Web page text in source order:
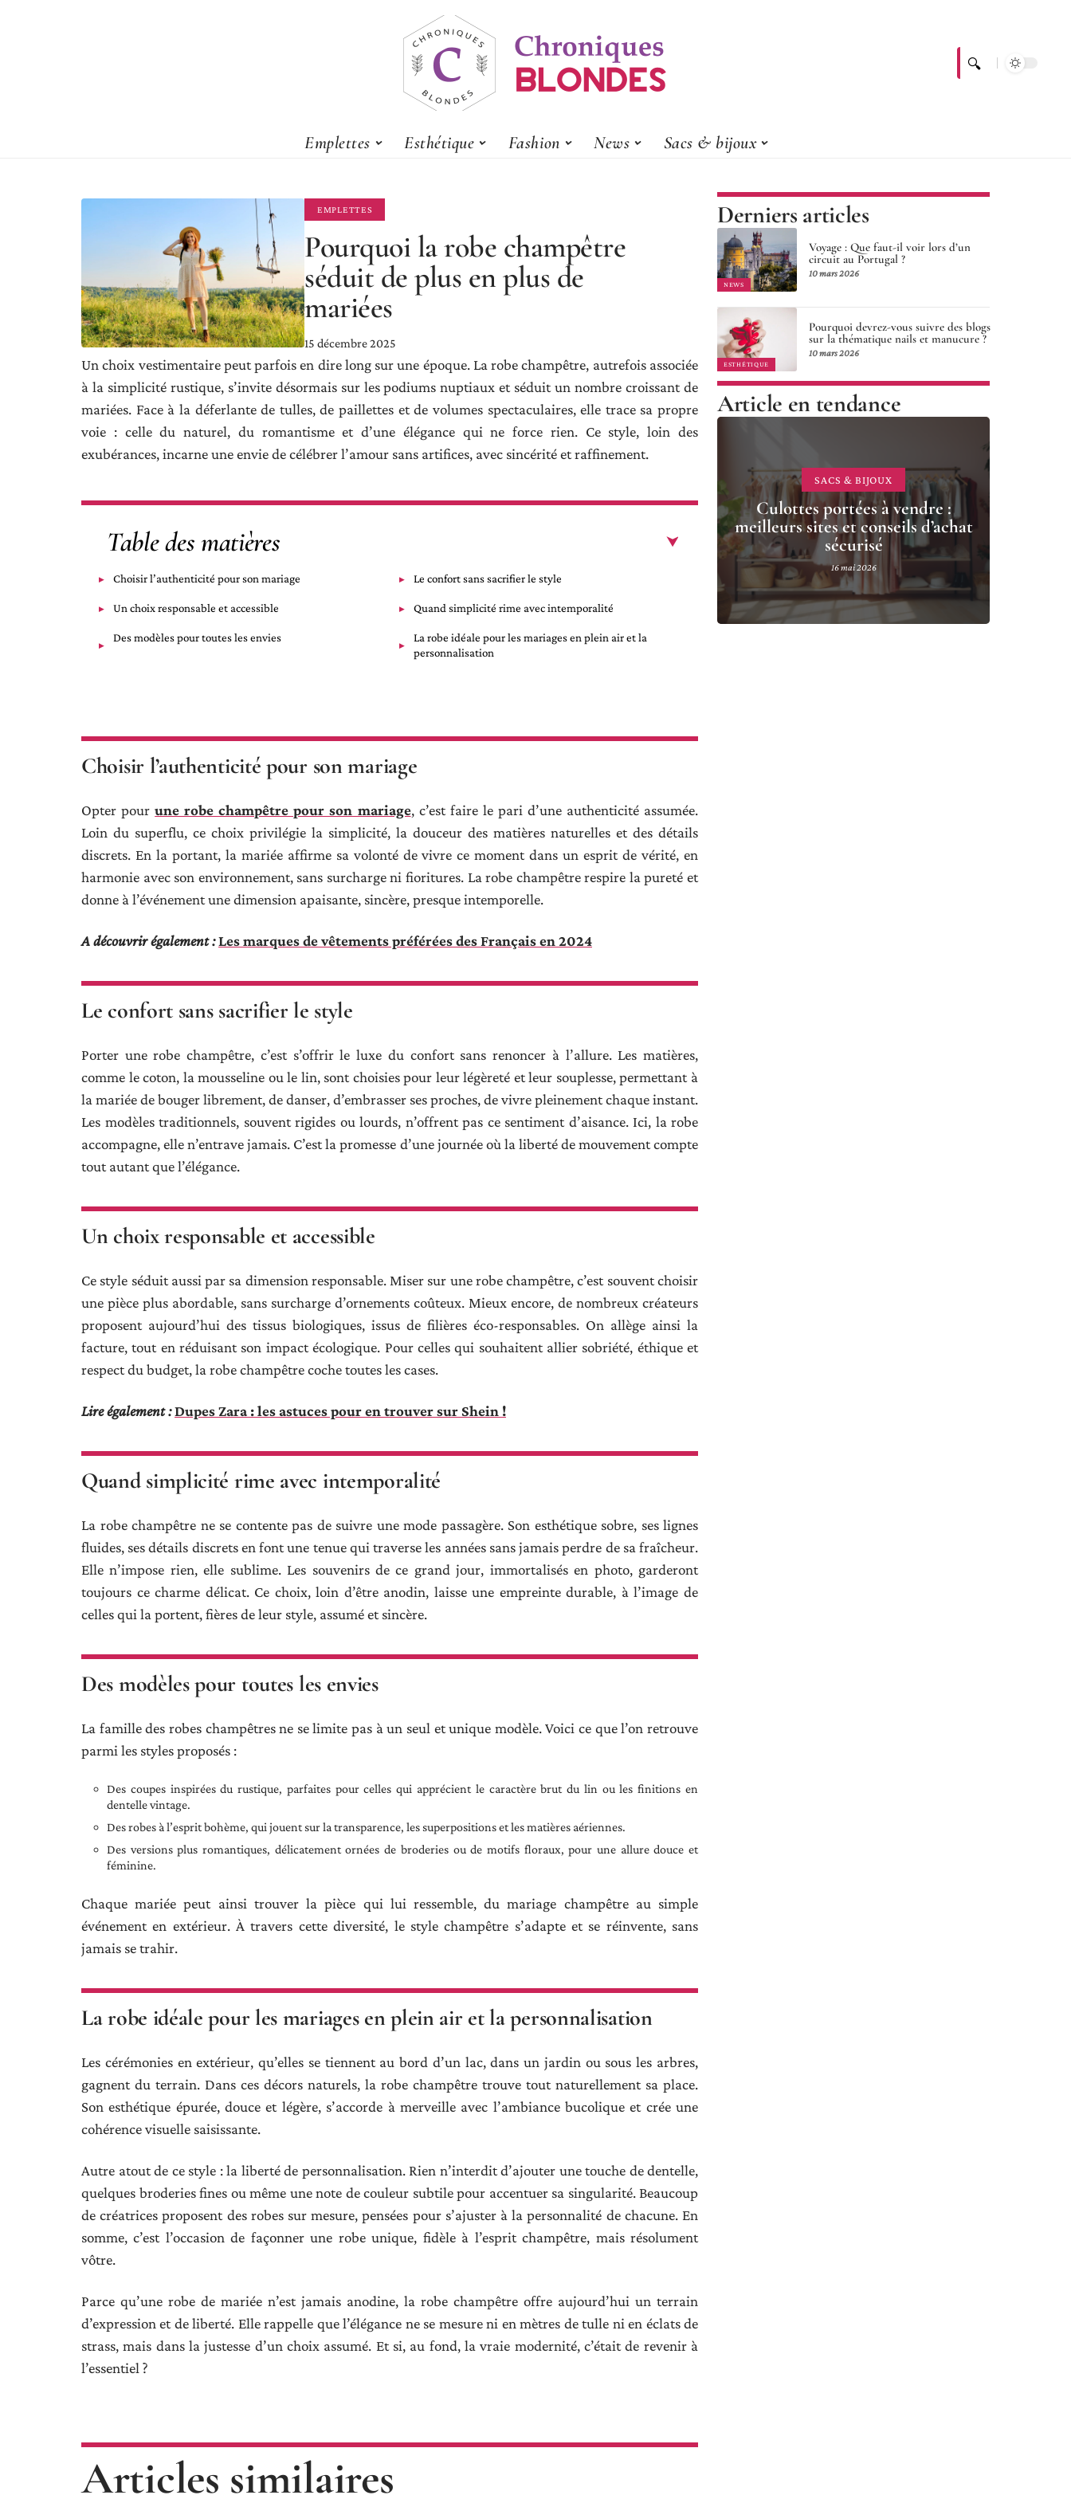
Emplettes Esthétique Fashion News Sacs & bijoux
EMPLETTES
Pourquoi la robe champêtre
séduit de plus en plus de
mariées
15 décembre 2025
Un choix vestimentaire peut parfois en dire long sur une époque. La robe champêtre, autrefois associée
à la simplicité rustique, s’invite désormais sur les podiums nuptiaux et séduit un nombre croissant de
mariées. Face à la déferlante de tulles, de paillettes et de volumes spectaculaires, elle trace sa propre
voie : celle du naturel, du romantisme et d’une élégance qui ne force rien. Ce style, loin des
exubérances, incarne une envie de célébrer l’amour sans artifices, avec sincérité et raffinement.
Table des matières
Choisir l’authenticité pour son mariage Le confort sans sacrifier le style
Un choix responsable et accessible Quand simplicité rime avec intemporalité
Des modèles pour toutes les envies
La robe idéale pour les mariages en plein air et la
personnalisation
Choisir l’authenticité pour son mariage
Opter pourune robe champêtre pour son mariage, c’est faire le pari d’une authenticité assumée.
Loin du superflu, ce choix privilégie la simplicité, la douceur des matières naturelles et des détails
discrets. En la portant, la mariée affirme sa volonté de vivre ce moment dans un esprit de vérité, en
harmonie avec son environnement, sans surcharge ni fioritures. La robe champêtre respire la pureté et
donne à l’événement une dimension apaisante, sincère, presque intemporelle.
A découvrir également :Les marques de vêtements préférées des Français en 2024
Le confort sans sacrifier le style
Porter une robe champêtre, c’est s’offrir le luxe du confort sans renoncer à l’allure. Les matières,
comme le coton, la mousseline ou le lin, sont choisies pour leur légèreté et leur souplesse, permettant à
la mariée de bouger librement, de danser, d’embrasser ses proches, de vivre pleinement chaque instant.
Les modèles traditionnels, souvent rigides ou lourds, n’offrent pas ce sentiment d’aisance. Ici, la robe
accompagne, elle n’entrave jamais. C’est la promesse d’une journée où la liberté de mouvement compte
tout autant que l’élégance.
Un choix responsable et accessible
Ce style séduit aussi par sa dimension responsable. Miser sur une robe champêtre, c’est souvent choisir
une pièce plus abordable, sans surcharge d’ornements coûteux. Mieux encore, de nombreux créateurs
proposent aujourd’hui des tissus biologiques, issus de filières éco-responsables. On allège ainsi la
facture, tout en réduisant son impact écologique. Pour celles qui souhaitent allier sobriété, éthique et
respect du budget, la robe champêtre coche toutes les cases.
Lire également :Dupes Zara : les astuces pour en trouver sur Shein !
Quand simplicité rime avec intemporalité
La robe champêtre ne se contente pas de suivre une mode passagère. Son esthétique sobre, ses lignes
fluides, ses détails discrets en font une tenue qui traverse les années sans jamais perdre de sa fraîcheur.
Elle n’impose rien, elle sublime. Les souvenirs de ce grand jour, immortalisés en photo, garderont
toujours ce charme délicat. Ce choix, loin d’être anodin, laisse une empreinte durable, à l’image de
celles qui la portent, fières de leur style, assumé et sincère.
Des modèles pour toutes les envies
La famille des robes champêtres ne se limite pas à un seul et unique modèle. Voici ce que l’on retrouve
parmi les styles proposés :
Des coupes inspirées du rustique, parfaites pour celles qui apprécient le caractère brut du lin ou les finitions en
dentelle vintage.
Des robes à l’esprit bohème, qui jouent sur la transparence, les superpositions et les matières aériennes.
Des versions plus romantiques, délicatement ornées de broderies ou de motifs floraux, pour une allure douce et
féminine.
Chaque mariée peut ainsi trouver la pièce qui lui ressemble, du mariage champêtre au simple
événement en extérieur. À travers cette diversité, le style champêtre s’adapte et se réinvente, sans
jamais se trahir.
La robe idéale pour les mariages en plein air et la personnalisation
Les cérémonies en extérieur, qu’elles se tiennent au bord d’un lac, dans un jardin ou sous les arbres,
gagnent du terrain. Dans ces décors naturels, la robe champêtre trouve tout naturellement sa place.
Son esthétique épurée, douce et légère, s’accorde à merveille avec l’ambiance bucolique et crée une
cohérence visuelle saisissante.
Autre atout de ce style : la liberté de personnalisation. Rien n’interdit d’ajouter une touche de dentelle,
quelques broderies fines ou même une note de couleur subtile pour accentuer sa singularité. Beaucoup
de créatrices proposent des robes sur mesure, pensées pour s’ajuster à la personnalité de chacune. En
somme, c’est l’occasion de façonner une robe unique, fidèle à l’esprit champêtre, mais résolument
vôtre.
Parce qu’une robe de mariée n’est jamais anodine, la robe champêtre offre aujourd’hui un terrain
d’expression et de liberté. Elle rappelle que l’élégance ne se mesure ni en mètres de tulle ni en éclats de
strass, mais dans la justesse d’un choix assumé. Et si, au fond, la vraie modernité, c’était de revenir à
l’essentiel ?
Articles similaires
Derniers articles
NEWS
Voyage : Que faut-il voir lors d’un
circuit au Portugal ?
10 mars 2026
ESTHÉTIQUE
Pourquoi devrez-vous suivre des blogs
sur la thématique nails et manucure ?
10 mars 2026
Article en tendance
SACS & BIJOUX
Culottes portées à vendre :
meilleurs sites et conseils d’achat
sécurisé
16 mai 2026